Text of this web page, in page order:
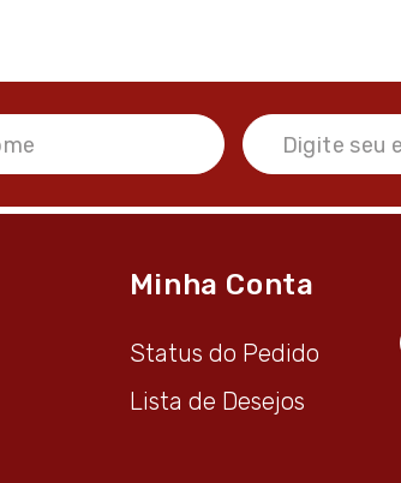
Minha Conta
Status do Pedido
Lista de Desejos